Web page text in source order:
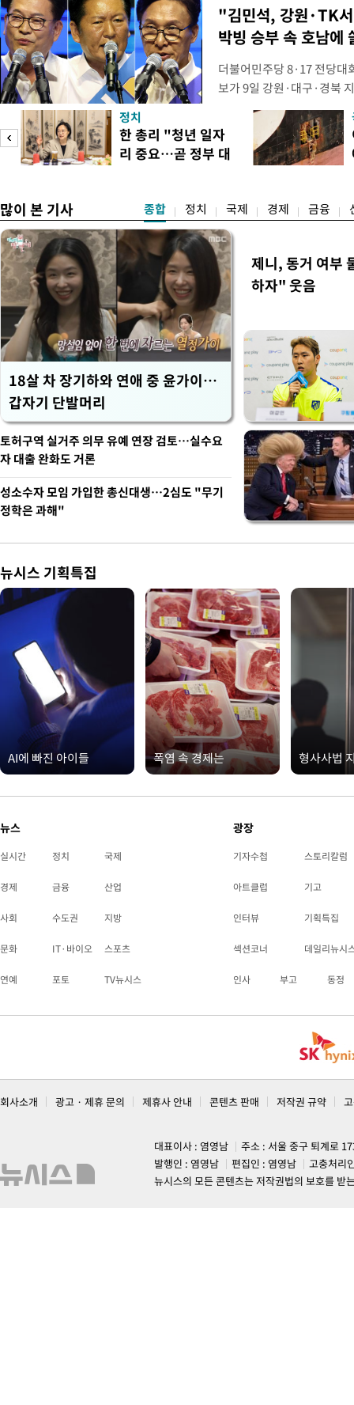
"김민석, 강원·TK
박빙 승부 속 호남에
더불어민주당 8·17 전당대
보가 9일 강원·대구·경북
연속 정청래 후보를 눌렀
경선에서 1승 1패를 주고
연승하며 '3승 1패'로 누적
간 누적 득표율(가중치 미
정치
한 총리 "청년 일자
리 중요…곧 정부 대
많이 본 기사 종합 정치 국제 경제 금융
18살 차 장기하와 연애 중 윤가이…
갑자기 단발머리
제니, 동거 여부
하자" 웃음
토허구역 실거주 의무 유예 연장 검토…실수요
자 대출 완화도 거론
성소수자 모임 가입한 총신대생…2심도 "무기
정학은 과해"
뉴시스 기획특집
AI에 빠진 아이들 폭염 속 경제는 형사사법
뉴스
실시간 정치 국제
경제 금융 산업
사회 수도권 지방
문화 IT·바이오 스포츠
연예 포토 TV뉴시스
광장
기자수첩 스토리칼럼
아트클럽 기고
인터뷰 기획특집
섹션코너 데일리뉴시
인사 부고 동정
회사소개 광고 · 제휴 문의 제휴사 안내 콘텐츠 판매 저작권 규약
대표이사 : 염영남
주소 : 서울 중구 퇴계로
발행인 : 염영남
편집인 : 염영남
고충처리
뉴시스의 모든 콘텐츠는 저작권법의 보호를